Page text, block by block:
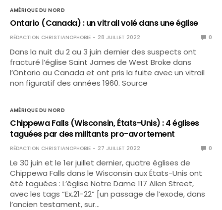
AMÉRIQUE DU NORD
Ontario (Canada) : un vitrail volé dans une église
RÉDACTION CHRISTIANOPHOBIE 28 JUILLET 2022 0
Dans la nuit du 2 au 3 juin dernier des suspects ont
fracturé l’église Saint James de West Broke dans
l’Ontario au Canada et ont pris la fuite avec un vitrail
non figuratif des années 1960. Source
AMÉRIQUE DU NORD
Chippewa Falls (Wisconsin, États-Unis) : 4 églises
taguées par des militants pro-avortement
RÉDACTION CHRISTIANOPHOBIE 27 JUILLET 2022 0
Le 30 juin et le 1er juillet dernier, quatre églises de
Chippewa Falls dans le Wisconsin aux États-Unis ont
été taguées : L’église Notre Dame 117 Allen Street,
avec les tags “Ex.21-22” [un passage de l’exode, dans
l’ancien testament, sur…